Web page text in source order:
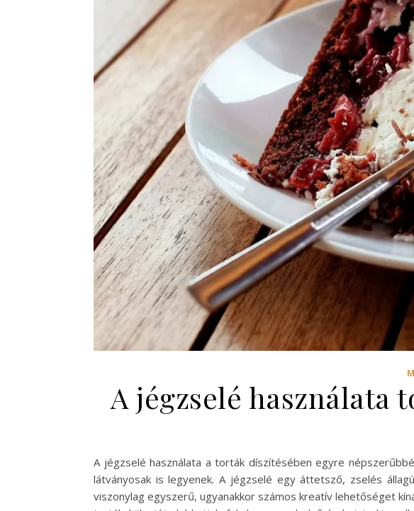
A jégzselé használata
A jégzselé használata a torták díszítésében egyre
látványosak is legyenek. A jégzselé egy áttetsző, zselés
viszonylag egyszerű, ugyanakkor számos kreatív lehetőséget